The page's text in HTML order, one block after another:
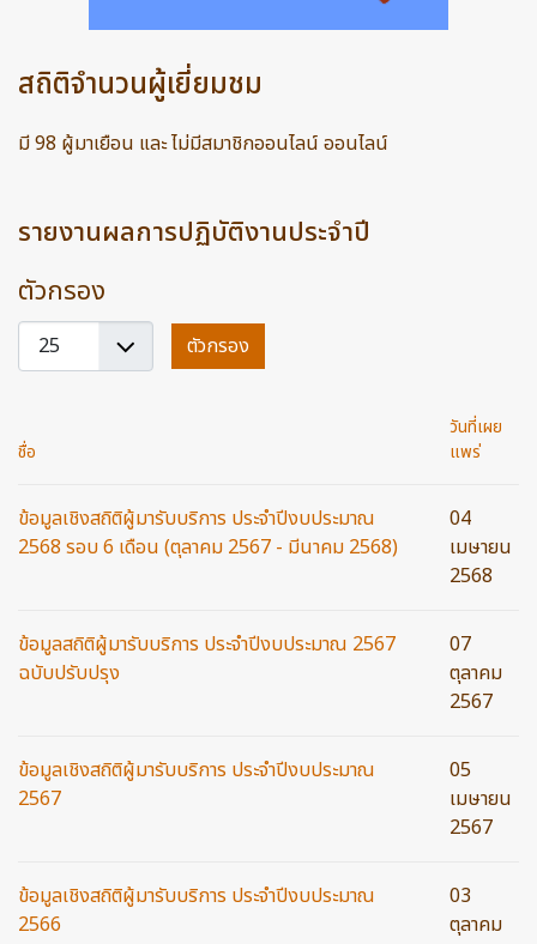
สถิติจำนวนผู้เยี่ยมชม
มี 98 ผู้มาเยือน และ ไม่มีสมาชิกออนไลน์ ออนไลน์
รายงานผลการปฏิบัติงานประจำปี
ตัวกรอง
แสดง
#
ตัวกรอง
ชื่อ
วันที่เผย
แพร่
ข้อมูลเชิงสถิติผู้มารับบริการ ประจำปีงบประมาณ
2568 รอบ 6 เดือน (ตุลาคม 2567 - มีนาคม 2568)
04
เมษายน
2568
ข้อมูลสถิติผู้มารับบริการ ประจำปีงบประมาณ 2567
ฉบับปรับปรุง
07
ตุลาคม
2567
ข้อมูลเชิงสถิติผู้มารับบริการ ประจำปีงบประมาณ
2567
05
เมษายน
2567
ข้อมูลเชิงสถิติผู้มารับบริการ ประจำปีงบประมาณ
2566
03
ตุลาคม